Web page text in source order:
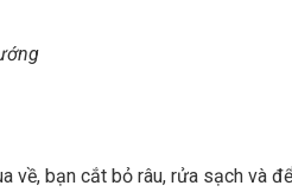
về, bạn cắt bỏ râu, rửa sạch và